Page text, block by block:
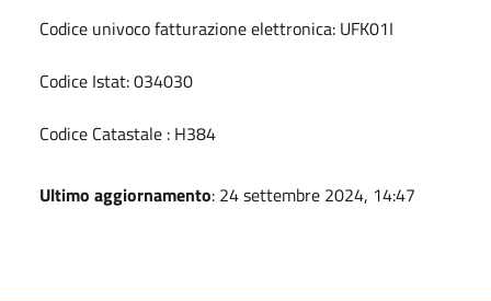
Codice univoco fatturazione elettronica: UFK01I
Codice Istat: 034030
Codice Catastale : H384
Ultimo aggiornamento: 24 settembre 2024, 14:47